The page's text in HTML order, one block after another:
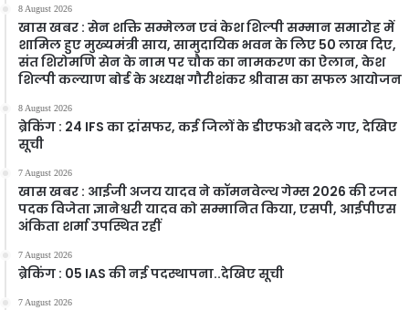
8 August 2026
खास खबर : सेन शक्ति सम्मेलन एवं केश शिल्पी सम्मान समारोह में
शामिल हुए मुख्यमंत्री साय, सामुदायिक भवन के लिए 50 लाख दिए,
संत शिरोमणि सेन के नाम पर चौक का नामकरण का ऐलान, केश
शिल्पी कल्याण बोर्ड के अध्यक्ष गौरीशंकर श्रीवास का सफल आयोजन
8 August 2026
ब्रेकिंग : 24 IFS का ट्रांसफर, कई जिलों के डीएफओ बदले गए, देखिए
सूची
7 August 2026
खास खबर : आईजी अजय यादव ने कॉमनवेल्थ गेम्स 2026 की रजत
पदक विजेता ज्ञानेश्वरी यादव को सम्मानित किया, एसपी, आईपीएस
अंकिता शर्मा उपस्थित रहीं
7 August 2026
ब्रेकिंग : 05 IAS की नई पदस्थापना..देखिए सूची
7 August 2026